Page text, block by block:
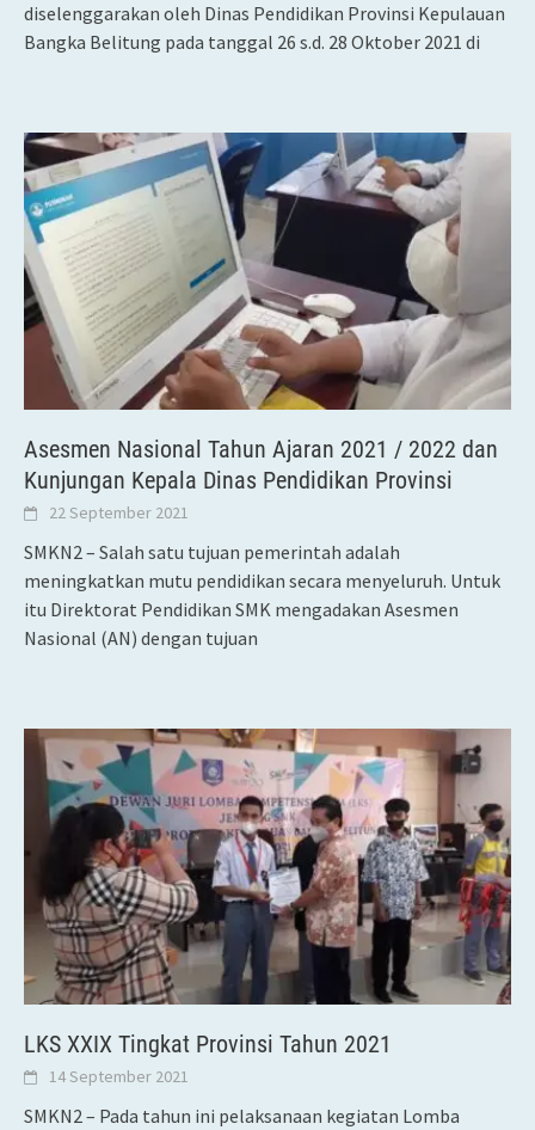
diselenggarakan oleh Dinas Pendidikan Provinsi Kepulauan
Bangka Belitung pada tanggal 26 s.d. 28 Oktober 2021 di
Asesmen Nasional Tahun Ajaran 2021 / 2022 dan
Kunjungan Kepala Dinas Pendidikan Provinsi
22 September 2021
SMKN2 – Salah satu tujuan pemerintah adalah
meningkatkan mutu pendidikan secara menyeluruh. Untuk
itu Direktorat Pendidikan SMK mengadakan Asesmen
Nasional (AN) dengan tujuan
LKS XXIX Tingkat Provinsi Tahun 2021
14 September 2021
SMKN2 – Pada tahun ini pelaksanaan kegiatan Lomba